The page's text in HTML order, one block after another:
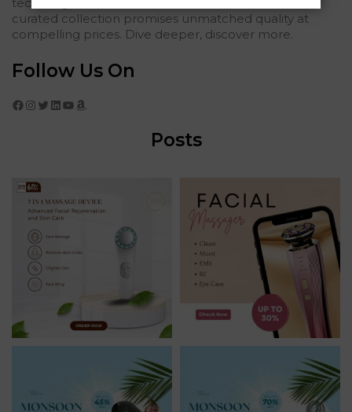
curated collection promises unmatched quality at
compelling prices. Dive deeper, discover more.
Follow Us On
Facebook Instagram Twitter LinkedIn YouTube Amazon
Posts